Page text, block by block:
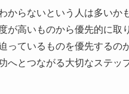
からないという人は多い
が高いものから優先的に取
っているものを優先するの
へとつながる大切なステッ